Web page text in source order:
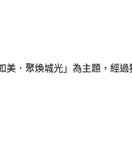
．聚煥城光」為主題，經